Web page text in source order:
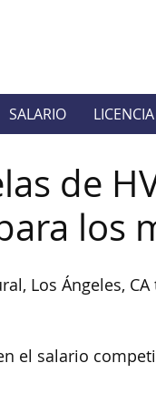
SALARIO LICENCIA
de
los
Los Ángeles,
el salario